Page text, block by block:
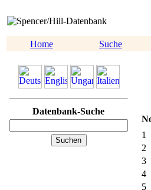
Home Suche
Datenbank-Suche
1
2
3
4
5